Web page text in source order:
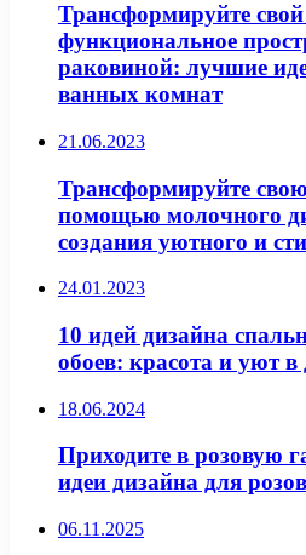
Трансформируйте свой
функциональное
раковиной: лучшие
ванных комнат
21.06.2023
Трансформируйте
помощью молочного
создания уютного и
24.01.2023
10 идей дизайна
обоев: красота и уют в
18.06.2024
Приходите в розовую
идеи дизайна для
06.11.2025